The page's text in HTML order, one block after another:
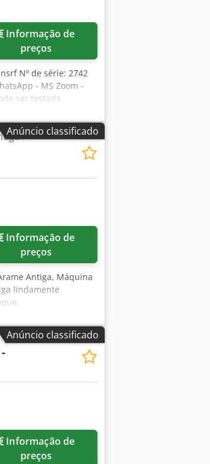
preços
Nº de série: 2742
- MS Zoom -
ser testada
Anúncio classificado
/
preços
Antiga, Máquina
lindamente
Sxysnjrf
Anúncio classificado
preços